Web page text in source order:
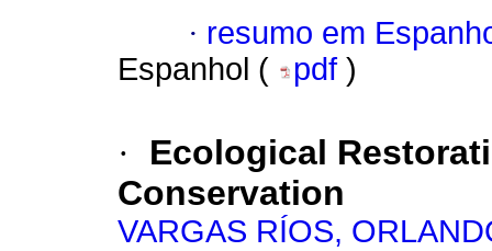
· resumo em
Espanhol (
pdf )
·
Ecological
Conservation
VARGAS RÍOS,